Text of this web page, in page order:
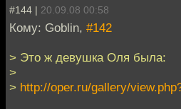
#144 | 20.09.08 00:58
Кому: Goblin, #142
> Это ж девушка Оля была:
>
> http://oper.ru/gallery/